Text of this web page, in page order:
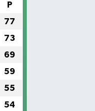
P
77
73
69
59
55
54